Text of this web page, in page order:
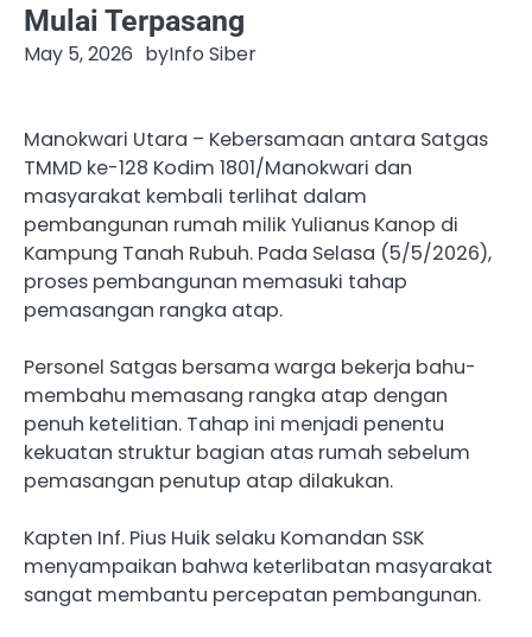
Mulai Terpasang
May 5, 2026 byInfo Siber
Manokwari Utara – Kebersamaan antara Satgas
TMMD ke-128 Kodim 1801/Manokwari dan
masyarakat kembali terlihat dalam
pembangunan rumah milik Yulianus Kanop di
Kampung Tanah Rubuh. Pada Selasa (5/5/2026),
proses pembangunan memasuki tahap
pemasangan rangka atap.
Personel Satgas bersama warga bekerja bahu-
membahu memasang rangka atap dengan
penuh ketelitian. Tahap ini menjadi penentu
kekuatan struktur bagian atas rumah sebelum
pemasangan penutup atap dilakukan.
Kapten Inf. Pius Huik selaku Komandan SSK
menyampaikan bahwa keterlibatan masyarakat
sangat membantu percepatan pembangunan.